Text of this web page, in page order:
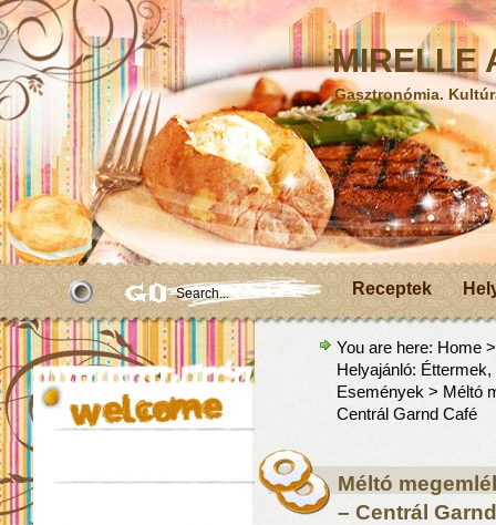
MIRELLE
Gasztronómia.
Receptek
You are here: Home
Helyajánló:
Események > Méltó
Centrál Garnd Café
Méltó
– Centrál